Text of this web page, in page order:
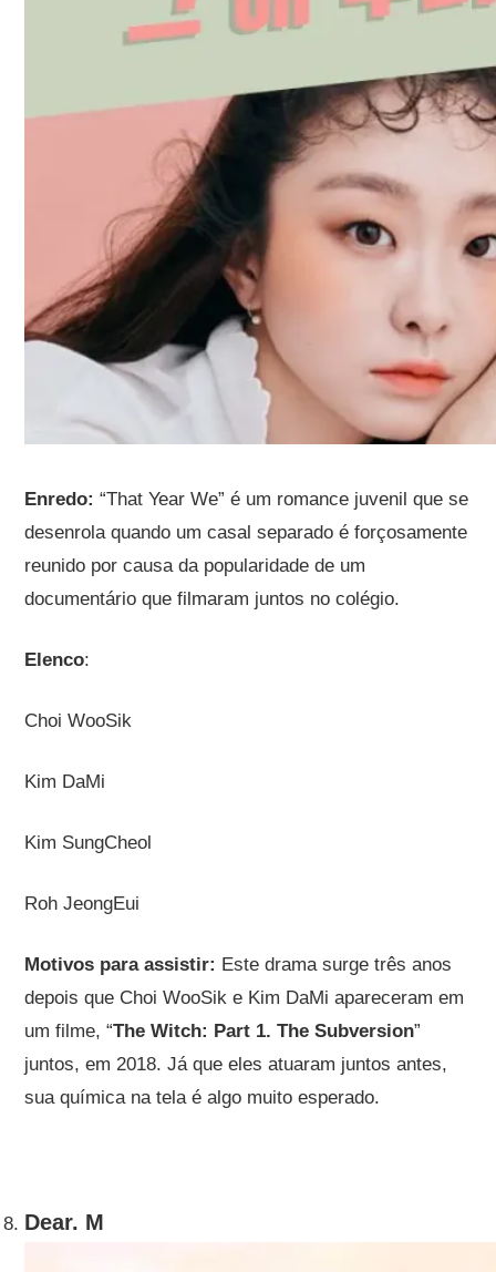
Enredo:“That Year We” é um romance juvenil que se
desenrola quando um casal separado é forçosamente
reunido por causa da popularidade de um
documentário que filmaram juntos no colégio.
Elenco:
Choi WooSik
Kim DaMi
Kim SungCheol
Roh JeongEui
Motivos para assistir: Este drama surge três anos
depois que Choi WooSik e Kim DaMi apareceram em
um filme, “The Witch: Part 1. The Subversion”
juntos, em 2018. Já que eles atuaram juntos antes,
sua química na tela é algo muito esperado.
Dear. M